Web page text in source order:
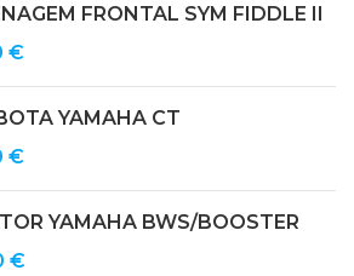
FRONTAL SYM FIDDLE II
€
YAMAHA CT
€
YAMAHA BWS/BOOSTER
€